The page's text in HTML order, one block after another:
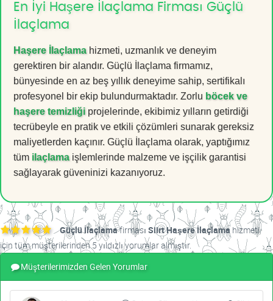
En İyi Haşere İlaçlama Firması Güçlü
İlaçlama
Haşere İlaçlamahizmeti, uzmanlık ve deneyim
gerektiren bir alandır. Güçlü İlaçlama firmamız,
bünyesinde en az beş yıllık deneyime sahip, sertifikalı
profesyonel bir ekip bulundurmaktadır. Zorlu böcek ve
haşere temizliği projelerinde, ekibimiz yılların getirdiği
tecrübeyle en pratik ve etkili çözümleri sunarak gereksiz
maliyetlerden kaçınır. Güçlü İlaçlama olarak, yaptığımız
tüm ilaçlamaişlemlerinde malzeme ve işçilik garantisi
sağlayarak güveninizi kazanıyoruz.
Güçlü İlaçlamafirması Siirt Haşere İlaçlamahizmeti
için tüm müşterilerinden 5 yıldızlı yorumlar almıştır.
Müşterilerimizden Gelen Yorumlar